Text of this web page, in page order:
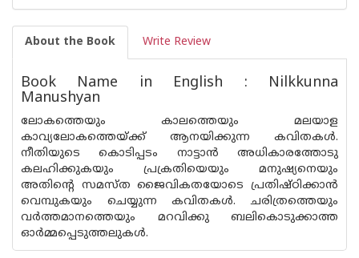
About the Book Write Review
Book Name in English : Nilkkunna
Manushyan
ലോകത്തെയും കാലത്തെയും മലയാള
കാവ്യലോകത്തെയ്ക്ക് ആനയിക്കുന്ന കവിതകള്‍.
നീതിയുടെ കൊടിപ്പടം നാട്ടാന്‍ അധികാരത്തോടു
കലഹിക്കുകയും പ്രക്രതിയെയും മനുഷ്യനെയും
അതിന്റെ സമസ്ത ജൈവികതയോടെ പ്രതിഷ്ഠിക്കാന്‍
വെമ്പുകയും ചെയ്യുന്ന കവിതകള്‍. ചരിത്രത്തെയും
വര്‍ത്തമാനത്തെയും മറവിക്കു ബലികൊടുക്കാത്ത
ഓര്‍മ്മപ്പെടുത്തലുകള്‍.